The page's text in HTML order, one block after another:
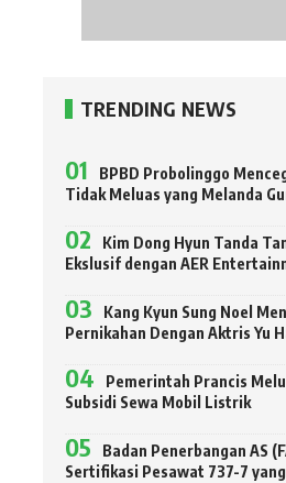
TRENDING NEWS
BPBD Probolinggo
Tidak Meluas yang Melanda
Kim Dong Hyun Tanda
Ekslusif dengan AER
Kang Kyun Sung Noel
Pernikahan Dengan Aktris Yu
Pemerintah Prancis
Subsidi Sewa Mobil Listrik
Badan Penerbangan AS
Sertifikasi Pesawat 737-7